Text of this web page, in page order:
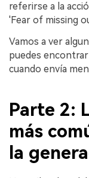
referirse a la
'Fear of missing
󠀰Vamos a ver
puedes encontrar
cuando envía
Parte 2:
más
la